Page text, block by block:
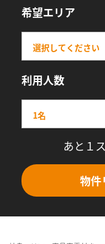
希望エリア
利用人数
あと１
物件